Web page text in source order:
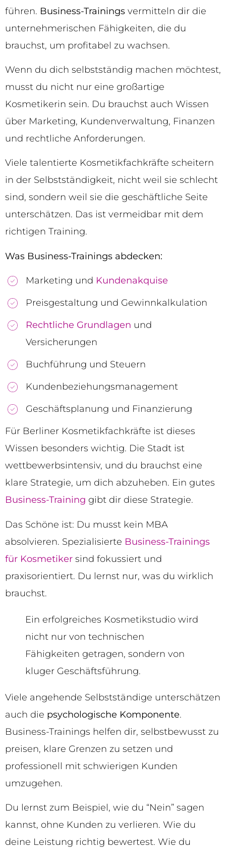
führen. Business-Trainings vermitteln dir die
unternehmerischen Fähigkeiten, die du
brauchst, um profitabel zu wachsen.
Wenn du dich selbstständig machen möchtest,
musst du nicht nur eine großartige
Kosmetikerin sein. Du brauchst auch Wissen
über Marketing, Kundenverwaltung, Finanzen
und rechtliche Anforderungen.
Viele talentierte Kosmetikfachkräfte scheitern
in der Selbstständigkeit, nicht weil sie schlecht
sind, sondern weil sie die geschäftliche Seite
unterschätzen. Das ist vermeidbar mit dem
richtigen Training.
Was Business-Trainings abdecken:
Marketing und Kundenakquise
Preisgestaltung und Gewinnkalkulation
Rechtliche Grundlagen und
Versicherungen
Buchführung und Steuern
Kundenbeziehungsmanagement
Geschäftsplanung und Finanzierung
Für Berliner Kosmetikfachkräfte ist dieses
Wissen besonders wichtig. Die Stadt ist
wettbewerbsintensiv, und du brauchst eine
klare Strategie, um dich abzuheben. Ein gutes
Business-Training gibt dir diese Strategie.
Das Schöne ist: Du musst kein MBA
absolvieren. Spezialisierte Business-Trainings
für Kosmetiker sind fokussiert und
praxisorientiert. Du lernst nur, was du wirklich
brauchst.
Ein erfolgreiches Kosmetikstudio wird
nicht nur von technischen
Fähigkeiten getragen, sondern von
kluger Geschäftsführung.
Viele angehende Selbstständige unterschätzen
auch die psychologische Komponente.
Business-Trainings helfen dir, selbstbewusst zu
preisen, klare Grenzen zu setzen und
professionell mit schwierigen Kunden
umzugehen.
Du lernst zum Beispiel, wie du “Nein” sagen
kannst, ohne Kunden zu verlieren. Wie du
deine Leistung richtig bewertest. Wie du